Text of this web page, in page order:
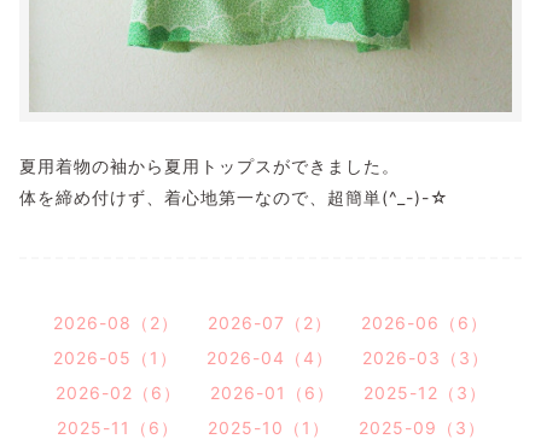
夏用着物の袖から夏用トップスができました。
体を締め付けず、着心地第一なので、超簡単(^_-)-☆
2026-08（2） 2026-07（2）
2026-06（6）
2026-05（1）
2026-04（4）
2026-03（3）
2026-02（6）
2026-01（6）
2025-12（3）
2025-11（6）
2025-10（1）
2025-09（3）